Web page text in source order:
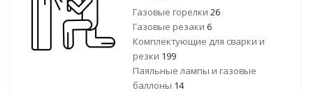
Газовые горелки 26
Газовые резаки 6
Комплектующие для сварки и
резки 199
Паяльные лампы и газовые
баллоны 14